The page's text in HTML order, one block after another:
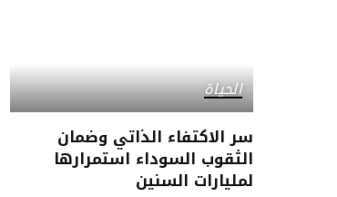
الحياة
سر الاكتفاء الذاتي وضمان
الثقوب السوداء استمرارها
لمليارات السنين